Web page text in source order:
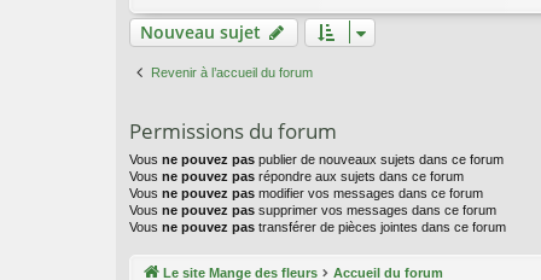
Nouveau sujet
Revenir à l’accueil du forum
Permissions du forum
Vous ne pouvez pas publier de nouveaux sujets dans ce forum
Vous ne pouvez pas répondre aux sujets dans ce forum
Vous ne pouvez pas modifier vos messages dans ce forum
Vous ne pouvez pas supprimer vos messages dans ce forum
Vous ne pouvez pas transférer de pièces jointes dans ce forum
Le site Mange des fleurs Accueil du forum